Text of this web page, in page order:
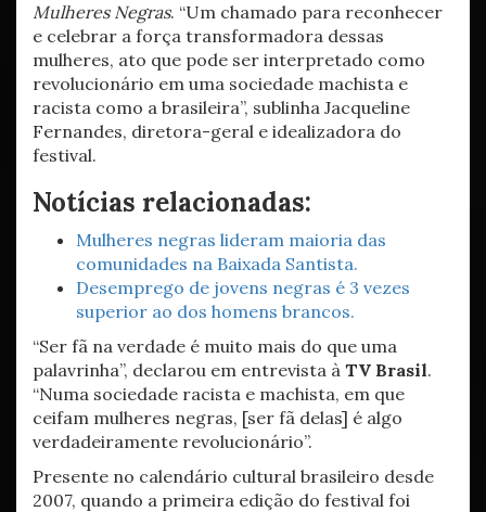
Mulheres Negras. “Um chamado para reconhecer
e celebrar a força transformadora dessas
mulheres, ato que pode ser interpretado como
revolucionário em uma sociedade machista e
racista como a brasileira”, sublinha Jacqueline
Fernandes, diretora-geral e idealizadora do
festival.
Notícias relacionadas:
Mulheres negras lideram maioria das
comunidades na Baixada Santista.
Desemprego de jovens negras é 3 vezes
superior ao dos homens brancos.
“Ser fã na verdade é muito mais do que uma
palavrinha”, declarou em entrevista à TV Brasil.
“Numa sociedade racista e machista, em que
ceifam mulheres negras, [ser fã delas] é algo
verdadeiramente revolucionário”.
Presente no calendário cultural brasileiro desde
2007, quando a primeira edição do festival foi